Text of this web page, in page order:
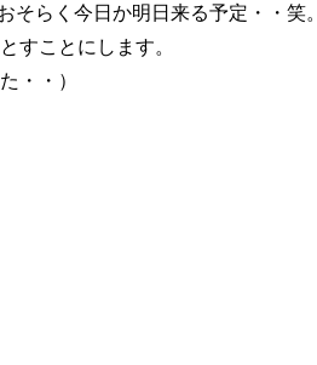
そらく今日か明日来る予定・・笑。
すことにします。
・・）